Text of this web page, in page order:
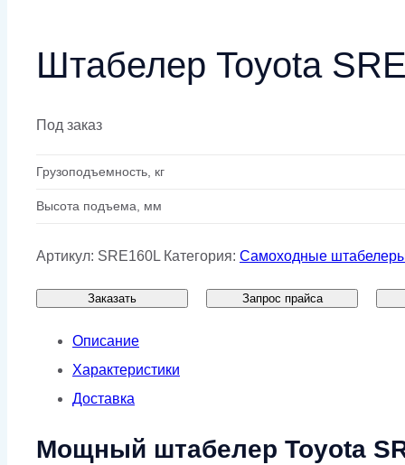
Штабелер Toyota
Под заказ
Грузоподъемность, кг
Высота подъема, мм
Артикул: SRE160L Категория: Самоходные
Заказать Запрос прайса
Описание
Характеристики
Доставка
Мощный штабелер Toyota